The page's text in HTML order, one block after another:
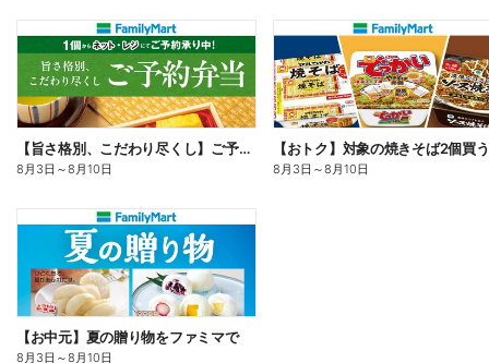
【旨さ格別、こだわり尽くし】ご予約弁当
8月3日 ～8月10日 8月3日 ～8月10日
【お中元】夏の贈り物をファミマで
8月3日 ～8月10日